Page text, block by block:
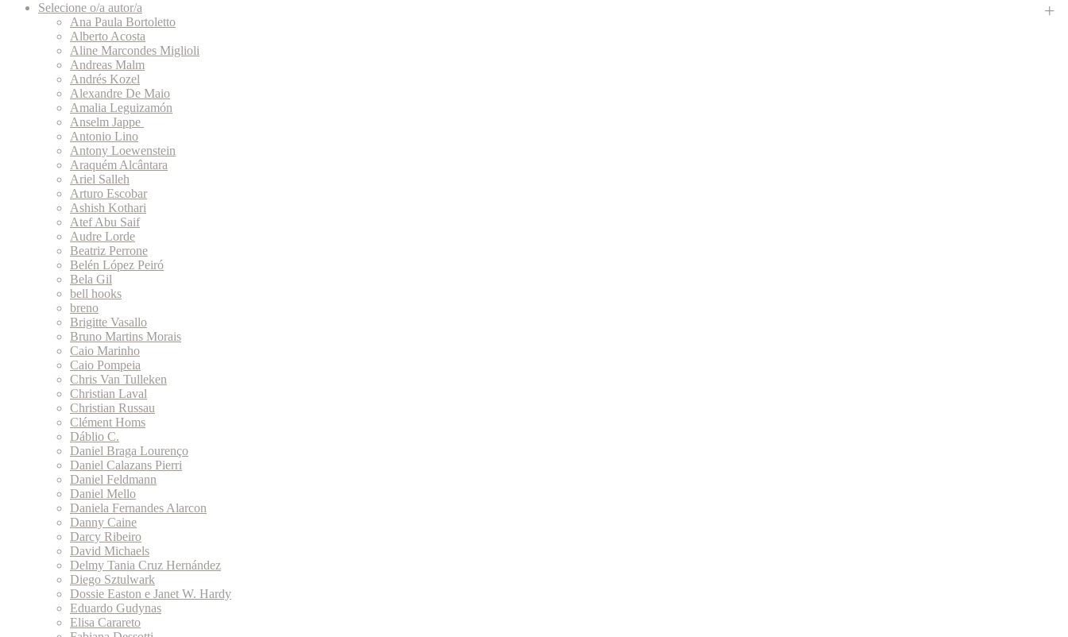
Selecione o/a autor/a
Ana Paula Bortoletto
Alberto Acosta
Aline Marcondes Miglioli
Andreas Malm
Andrés Kozel
Alexandre De Maio
Amalia Leguizamón
Anselm Jappe
Antonio Lino
Antony Loewenstein
Araquém Alcântara
Ariel Salleh
Arturo Escobar
Ashish Kothari
Atef Abu Saif
Audre Lorde
Beatriz Perrone
Belén López Peiró
Bela Gil
bell hooks
breno
Brigitte Vasallo
Bruno Martins Morais
Caio Marinho
Caio Pompeia
Chris Van Tulleken
Christian Laval
Christian Russau
Clément Homs
Dáblio C.
Daniel Braga Lourenço
Daniel Calazans Pierri
Daniel Feldmann
Daniel Mello
Daniela Fernandes Alarcon
Danny Caine
Darcy Ribeiro
David Michaels
Delmy Tania Cruz Hernández
Diego Sztulwark
Dossie Easton e Janet W. Hardy
Eduardo Gudynas
Elisa Carareto